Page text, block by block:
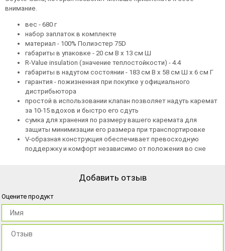
внимание.
вес - 680 г
набор заплаток в комплекте
материал - 100% Полиэстер 75D
габариты в упаковке - 20 см В х 13 см Ш
R-Value insulation (значение теплостойкости) - 4.4
габариты в надутом состоянии - 183 см В х 58 см Ш х 6 см Г
гарантия - пожизненная при покупке у официального
дистрибьютора
простой в использовании клапан позволяет надуть каремат
за 10-15 вдохов и быстро его сдуть
сумка для хранения по размеру вашего каремата для
защиты минимизации его размера при транспортировке
V-образная конструкция обеспечивает превосходную
поддержку и комфорт независимо от положения во сне
Добавить отзыв
Оцените продукт